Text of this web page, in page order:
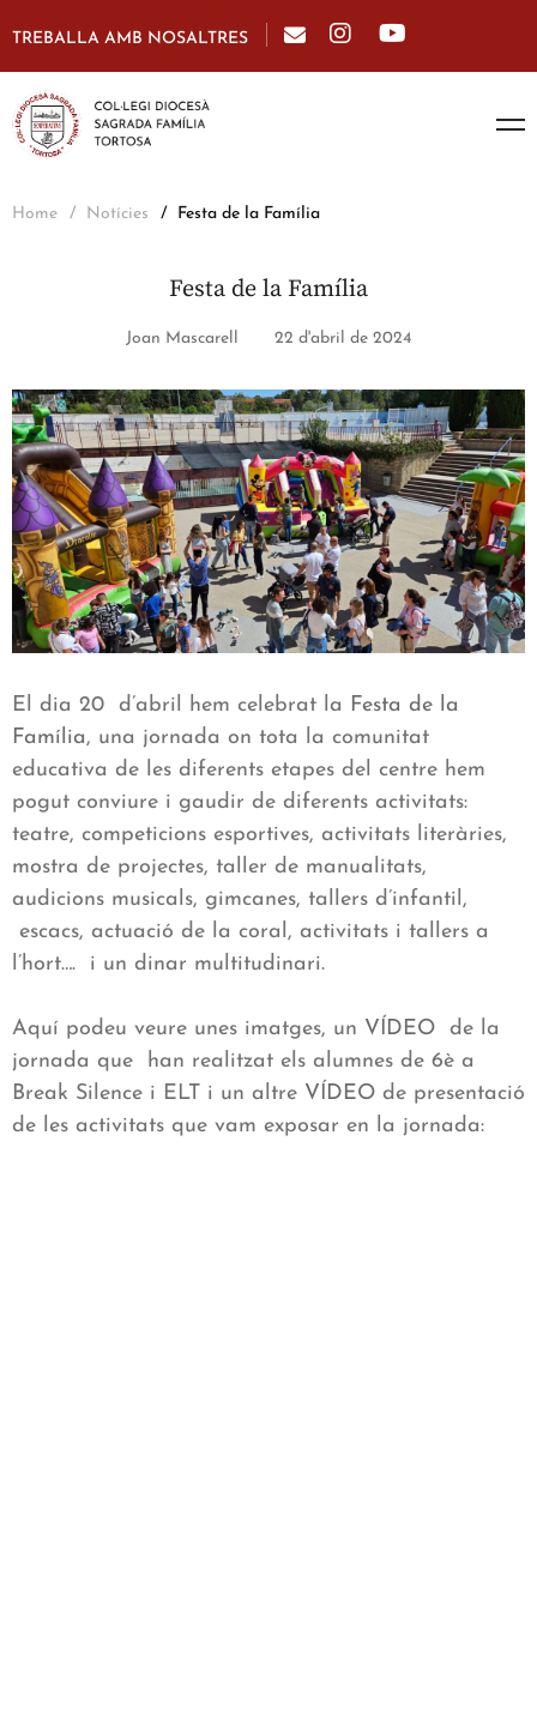
TREBALLA AMB NOSALTRES
Home Notícies Festa de la Família
Festa de la Família
Joan Mascarell 22 d'abril de 2024
El dia 20 d’abril hem celebrat la Festa de la
Família, una jornada on tota la comunitat
educativa de les diferents etapes del centre hem
pogut conviure i gaudir de diferents activitats:
teatre, competicions esportives, activitats literàries,
mostra de projectes, taller de manualitats,
audicions musicals, gimcanes, tallers d’infantil,
escacs, actuació de la coral, activitats i tallers a
l’hort…. i un dinar multitudinari.
Aquí podeu veure unes imatges, un VÍDEO
de la
jornada que han realitzat els alumnes de 6è a
Break Silence i ELT i un altre VÍDEO de presentació
de les activitats que vam exposar en la jornada: